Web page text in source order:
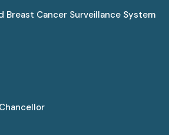
Breast Cancer Surveillance System